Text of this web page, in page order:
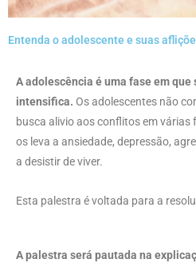
Entenda o adolescente e suas
A adolescência é uma fase em
intensifica. Os adolescentes não
busca alivio aos conflitos em várias
os leva a ansiedade, depressão,
a desistir de viver.
Esta palestra é voltada para a
A palestra será pautada na